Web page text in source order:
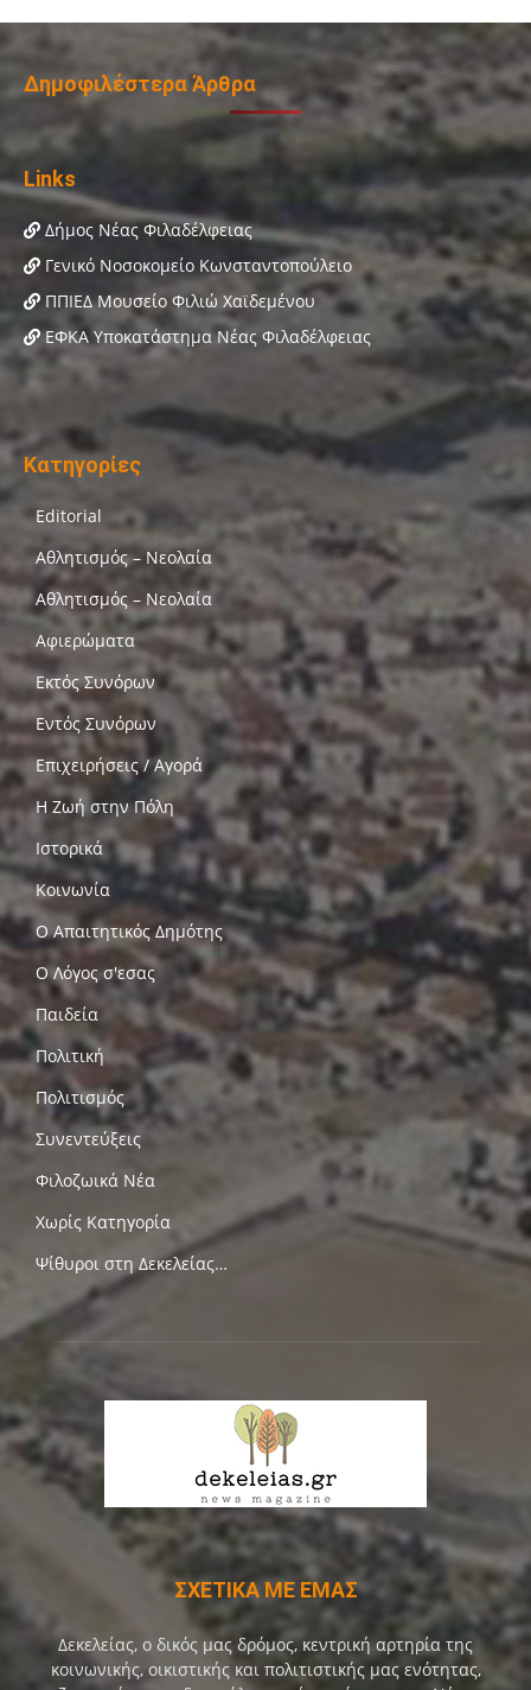
Δημοφιλέστερα Άρθρα
Links
Δήμος Νέας Φιλαδέλφειας
Γενικό Νοσοκομείο Κωνσταντοπούλειο
ΠΠΙΕΔ Μουσείο Φιλιώ Χαϊδεμένου
ΕΦΚΑ Υποκατάστημα Νέας Φιλαδέλφειας
Κατηγορίες
Editorial
Αθλητισμός – Νεολαία
Αθλητισμός – Νεολαία
Αφιερώματα
Εκτός Συνόρων
Εντός Συνόρων
Επιχειρήσεις / Αγορά
Η Ζωή στην Πόλη
Ιστορικά
Κοινωνία
Ο Απαιτητικός Δημότης
Ο Λόγος σ'εσας
Παιδεία
Πολιτική
Πολιτισμός
Συνεντεύξεις
Φιλοζωικά Νέα
Χωρίς Κατηγορία
Ψίθυροι στη Δεκελείας…
ΣΧΕΤΙΚΑ ΜΕ ΕΜΑΣ
Δεκελείας, ο δικός μας δρόμος, κεντρική αρτηρία της
κοινωνικής, οικιστικής και πολιτιστικής μας ενότητας,